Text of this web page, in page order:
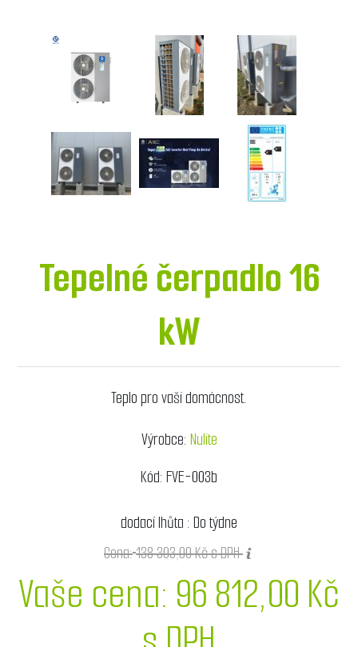
Tepelné čerpadlo 16
kW
Teplo pro vaši domácnost.
Výrobce:Nulite
Kód:FVE-003b
dodací lhůta :Do týdne
Cena:138 303,00 Kč s DPH
Vaše cena: 96 812,00 Kč